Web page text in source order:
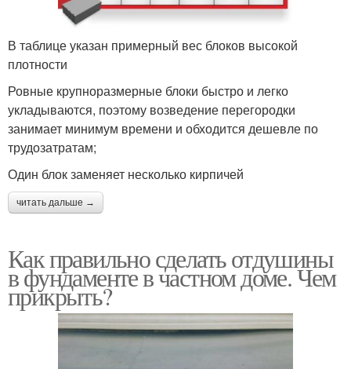
В таблице указан примерный вес блоков высокой
плотности
Ровные крупноразмерные блоки быстро и легко
укладываются, поэтому возведение перегородки
занимает минимум времени и обходится дешевле по
трудозатратам;
Один блок заменяет несколько кирпичей
читать дальше →
Как правильно сделать отдушины
в фундаменте в частном доме. Чем
прикрыть?